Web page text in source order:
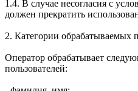
1.4. В случае несогласия с
должен прекратить
2. Категории обрабатываемых
Оператор обрабатывает
пользователей: